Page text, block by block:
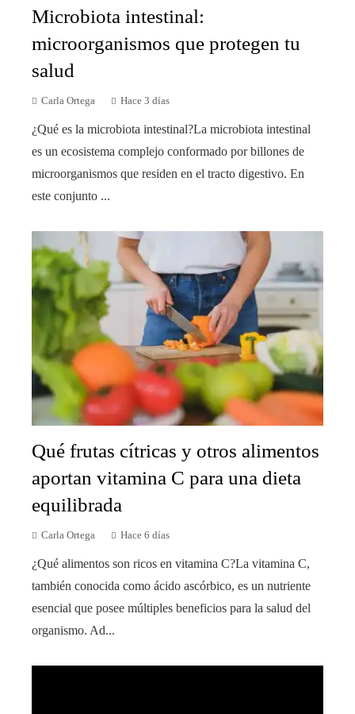
Microbiota intestinal:
microorganismos que protegen tu
salud
Carla Ortega Hace 3 días
¿Qué es la microbiota intestinal?La microbiota intestinal
es un ecosistema complejo conformado por billones de
microorganismos que residen en el tracto digestivo. En
este conjunto ...
Qué frutas cítricas y otros alimentos
aportan vitamina C para una dieta
equilibrada
Carla Ortega Hace 6 días
¿Qué alimentos son ricos en vitamina C?La vitamina C,
también conocida como ácido ascórbico, es un nutriente
esencial que posee múltiples beneficios para la salud del
organismo. Ad...